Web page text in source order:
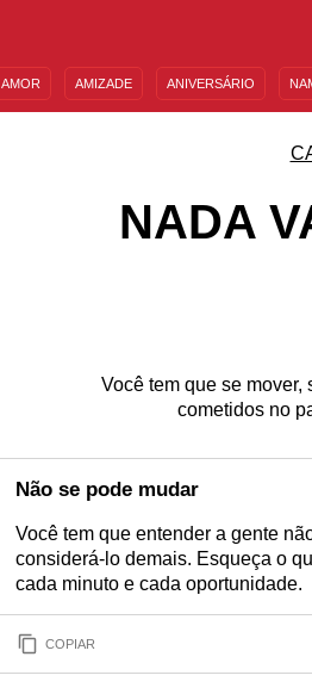
AMOR AMIZADE ANIVERSÁRIO
NADA
Você tem que se
cometidos no
Não se pode mudar
Você tem que entender a gente
considerá-lo demais. Esqueça o
cada minuto e cada oportunidade.
COPIAR